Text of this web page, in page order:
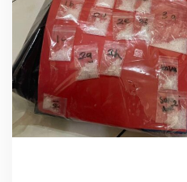
o
n
g
k
a
r
J
a
r